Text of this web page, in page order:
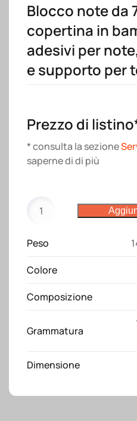
Blocco note da
copertina in
adesivi per
e supporto per
Prezzo di
* consulta la sezione
saperne di di più
note
copertina
in
bambù,
a
e
per
Peso
Colore
Composizione
Grammatura
Dimensione